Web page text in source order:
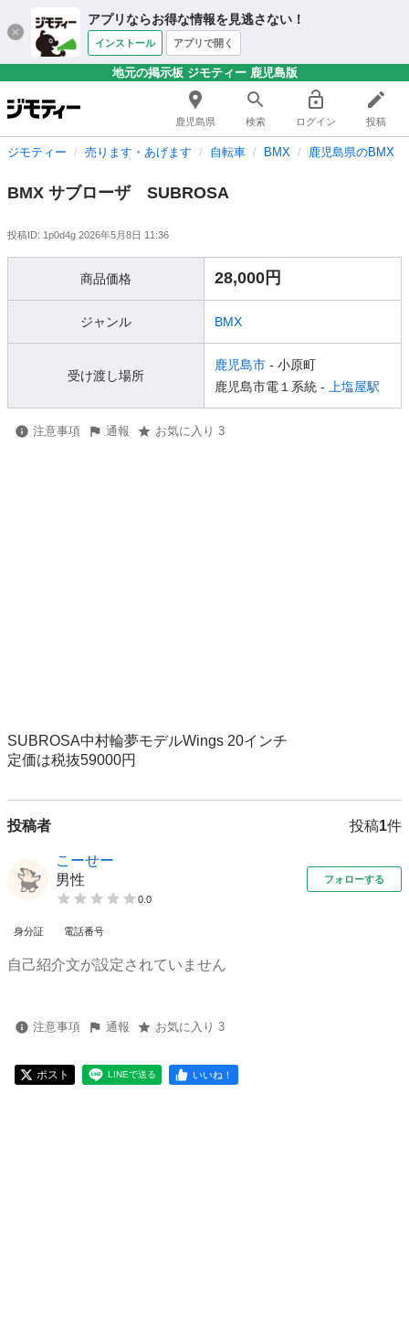
アプリならお得な情報を見逃さない！
インストール アプリで開く
地元の掲示板 ジモティー 鹿児島版
鹿児島県 検索 ログイン 投稿
ジモティー 売ります・あげます 自転車 BMX 鹿児島県のBMX
BMX サブローザ SUBROSA
投稿ID: 1p0d4g 2026年5月8日 11:36
商品価格 28,000円
ジャンル BMX
受け渡し場所
鹿児島市 - 小原町
鹿児島市電１系統 -
上塩屋駅
注意事項 通報 お気に入り 3
SUBROSA中村輪夢モデルWings 20インチ
定価は税抜59000円
投稿者 投稿1件
こーせー
男性
0.0
フォローする
身分証 電話番号
自己紹介文が設定されていません
注意事項 通報 お気に入り 3
ポスト LINEで送る いいね！